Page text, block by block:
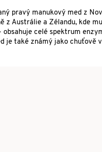
pravý manukový med z
Austrálie a Zélandu, kde
celé spektrum
je také známý jako chuťově